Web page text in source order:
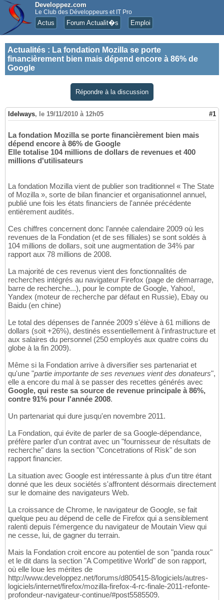
Developpez.com
Le Club des Développeurs et IT Pro
Actus Forum Actualit�s Emploi
Actualités : La fondation Mozilla se porte
financièrement bien mais dépend encore à 86% de
Google
Répondre à la discussion
Idelways, le 19/11/2010 à 12h05 #1
La fondation Mozilla se porte financièrement bien mais
dépend encore à 86% de Google
Elle totalise 104 millions de dollars de revenues et 400
millions d'utilisateurs
La fondation Mozilla vient de publier son traditionnel « The State
of Mozilla », sorte de bilan financier et organisationnel annuel,
publié une fois les états financiers de l'année précédente
entièrement audités.
Ces chiffres concernent donc l'année calendaire 2009 où les
revenues de la Fondation (et de ses filliales) se sont soldés à
104 millions de dollars, soit une augmentation de 34% par
rapport aux 78 millions de 2008.
La majorité de ces revenus vient des fonctionnalités de
recherches intégrés au navigateur Firefox (page de démarrage,
barre de recherche...), pour le compte de Google, Yahoo!,
Yandex (moteur de recherche par défaut en Russie), Ebay ou
Baidu (en chine)
Le total des dépenses de l'année 2009 s'élève à 61 millions de
dollars (soit +26%), destinés essentiellement à l'infrastructure et
aux salaires du personnel (250 employés aux quatre coins du
globe à la fin 2009).
Même si la Fondation arrive à diversifier ses partenariat et
qu'une "partie importante de ses revenues vient des donateurs",
elle a encore du mal à se passer des recettes générés avec
Google, qui reste sa source de revenue principale à 86%,
contre 91% pour l'année 2008.
Un partenariat qui dure jusqu'en novembre 2011.
La Fondation, qui évite de parler de sa Google-dépendance,
préfère parler d'un contrat avec un "fournisseur de résultats de
recherche" dans la section "Concetrations of Risk" de son
rapport financier.
La situation avec Google est intéressante à plus d'un titre étant
donné que les deux sociétés s'affrontent désormais directement
sur le domaine des navigateurs Web.
La croissance de Chrome, le navigateur de Google, se fait
quelque peu au dépend de celle de Firefox qui a sensiblement
ralenti depuis l'émergence du navigateur de Moutain View qui
ne cesse, lui, de gagner du terrain.
Mais la Fondation croit encore au potentiel de son "panda roux"
et le dit dans la section "A Competitive World" de son rapport,
où elle loue les mérites de
http://www.developpez.net/forums/d805415-8/logiciels/autres-
logiciels/internet/firefox/mozilla-firefox-4-rc-finale-2011-refonte-
profondeur-navigateur-continue/#post5585509.